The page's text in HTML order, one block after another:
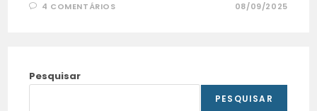
4 COMENTÁRIOS 08/09/2025
Pesquisar
PESQUISAR